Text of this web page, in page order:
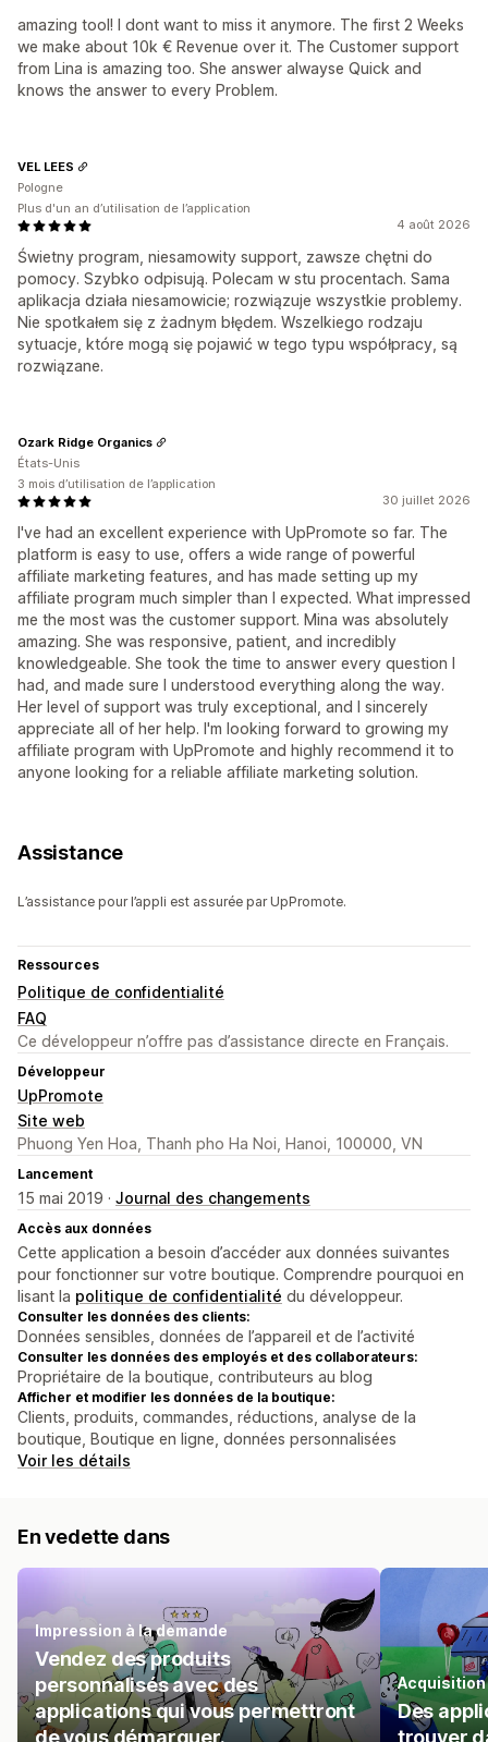
amazing tool! I dont want to miss it anymore. The first 2 Weeks
we make about 10k € Revenue over it. The Customer support
from Lina is amazing too. She answer alwayse Quick and
knows the answer to every Problem.
4 août 2026
Świetny program, niesamowity support, zawsze chętni do
pomocy. Szybko odpisują. Polecam w stu procentach. Sama
aplikacja działa niesamowicie; rozwiązuje wszystkie problemy.
Nie spotkałem się z żadnym błędem. Wszelkiego rodzaju
sytuacje, które mogą się pojawić w tego typu współpracy, są
rozwiązane.
VEL LEES
Pologne
Plus d'un an d’utilisation de l’application
30 juillet 2026
I've had an excellent experience with UpPromote so far. The
platform is easy to use, offers a wide range of powerful
affiliate marketing features, and has made setting up my
affiliate program much simpler than I expected. What impressed
me the most was the customer support. Mina was absolutely
amazing. She was responsive, patient, and incredibly
knowledgeable. She took the time to answer every question I
had, and made sure I understood everything along the way.
Her level of support was truly exceptional, and I sincerely
appreciate all of her help. I'm looking forward to growing my
affiliate program with UpPromote and highly recommend it to
anyone looking for a reliable affiliate marketing solution.
Ozark Ridge Organics
États-Unis
3 mois d’utilisation de l’application
Assistance
L’assistance pour l’appli est assurée par UpPromote.
Ressources
Politique de confidentialité
FAQ
Ce développeur n’offre pas d’assistance directe en Français.
Développeur
UpPromote
Site web
Phuong Yen Hoa, Thanh pho Ha Noi, Hanoi, 100000, VN
Lancement
15 mai 2019 · Journal des changements
Accès aux données
Cette application a besoin d’accéder aux données suivantes
pour fonctionner sur votre boutique. Comprendre pourquoi en
lisant la politique de confidentialité du développeur.
Consulter les données des clients:
Données sensibles, données de l’appareil et de l’activité
Consulter les données des employés et des collaborateurs:
Propriétaire de la boutique, contributeurs au blog
Afficher et modifier les données de la boutique:
Clients, produits, commandes, réductions, analyse de la
boutique, Boutique en ligne, données personnalisées
Voir les détails
En vedette dans
Impression à la demande
Vendez des produits
personnalisés avec des
applications qui vous permettront
Des